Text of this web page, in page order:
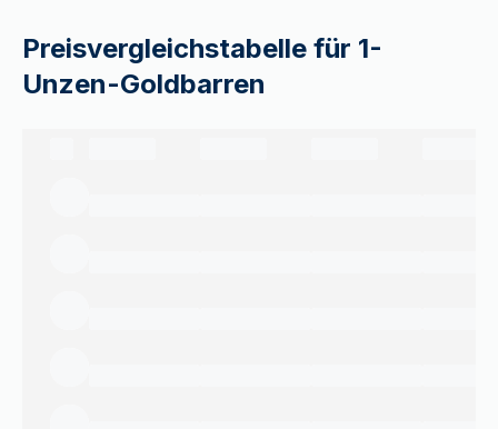
Preisvergleichstabelle für 1-
Unzen-Goldbarren